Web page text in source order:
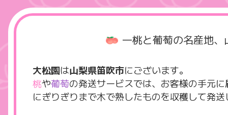
―桃と葡萄の名産地、
大松園は山梨県笛吹市にございます。
桃や葡萄の発送サービスでは、お客様の手元
にぎりぎりまで木で熟したものを収穫して発